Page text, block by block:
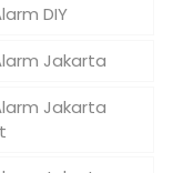
DIY
Jakarta
Jakarta